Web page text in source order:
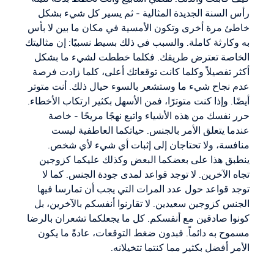
رأس السنة الجديدة المثالية - ثم يسير كل شيء بشكل
خاطئ مرة أخرى وتكون الأمسية في مكان ما بين لا بأس
به وكارثة كاملة. والسبب في ذلك بسيط نسبيًا: إن مثاليتك
الخاصة تعترض طريقك. فكلما خططت لشيء ما بشكل
أكثر تفصيلاً وكلما كانت توقعاتك أعلى، كلما زادت فرصة
عدم نجاح شيء ما وستشعر بالسوء حيال ذلك. أنت متوتر
أيضًا. وإذا كنت متوترًا، فمن الأسهل بكثير ارتكاب الأخطاء.
حرر نفسك من هذه الأشياء واتبع نهجًا مريحًا - خاصة
عندما يتعلق الأمر بالجنس. حياتكما العاطفية ليست
منافسة، ولا تحتاجان إلى إثبات أي شيء لأي شخص.
ينطبق هذا على بعضكما البعض وكذلك عليكما كزوجين
تجاه الآخرين. لا توجد قواعد لمدى جودة الجنس. كما لا
توجد قواعد حول عدد المرات التي يجب أن تمارسا فيها
الجنس كزوجين سعيدين. لا تقارنوا أنفسكم بالآخرين، بل
كونوا صادقين مع أنفسكم. كل ما يجعلكما تشعران بالرضا
مسموح به دائماً. فبدون ضغط التوقعات، عادةً ما يكون
الأمر أفضل بكثير مما كنتما تتخيلانه.